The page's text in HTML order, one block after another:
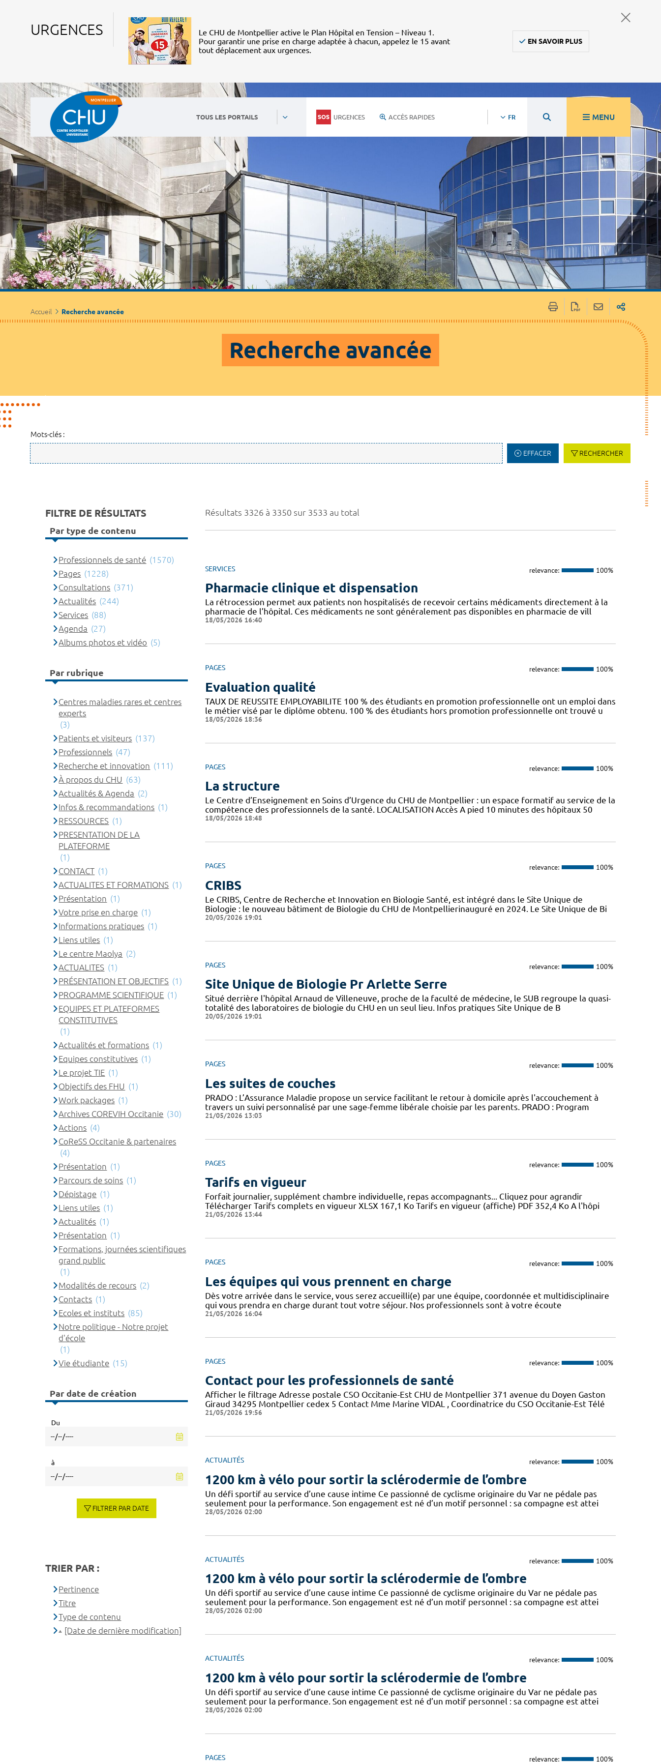
URGENCES
Le CHU de Montpellier active le Plan Hôpital en Tension – Niveau 1.
Pour garantir une prise en charge adaptée à chacun, appelez le 15 avant
tout déplacement aux urgences.
EN SAVOIR PLUS
TOUS LES PORTAILS URGENCES ACCÈS RAPIDES FR MENU
Accueil Recherche avancée
Recherche avancée
Mots-clés :
EFFACER RECHERCHER
Résultats 3326 à 3350 sur 3533 au total
SERVICES relevance: 100%
Pharmacie clinique et dispensation
La rétrocession permet aux patients non hospitalisés de recevoir certains médicaments directement à la
pharmacie de l’hôpital. Ces médicaments ne sont généralement pas disponibles en pharmacie de vill
18/05/2026 16:40
PAGES relevance: 100%
Evaluation qualité
TAUX DE REUSSITE EMPLOYABILITE 100 % des étudiants en promotion professionnelle ont un emploi dans
le métier visé par le diplôme obtenu. 100 % des étudiants hors promotion professionnelle ont trouvé u
18/05/2026 18:36
PAGES relevance: 100%
La structure
Le Centre d’Enseignement en Soins d’Urgence du CHU de Montpellier : un espace formatif au service de la
compétence des professionnels de la santé. LOCALISATION Accès A pied 10 minutes des hôpitaux 50
18/05/2026 18:48
PAGES relevance: 100%
CRIBS
Le CRIBS, Centre de Recherche et Innovation en Biologie Santé, est intégré dans le Site Unique de
Biologie : le nouveau bâtiment de Biologie du CHU de Montpellierinauguré en 2024. Le Site Unique de Bi
20/05/2026 19:01
PAGES relevance: 100%
Site Unique de Biologie Pr Arlette Serre
Situé derrière l'hôpital Arnaud de Villeneuve, proche de la faculté de médecine, le SUB regroupe la quasi-
totalité des laboratoires de biologie du CHU en un seul lieu. Infos pratiques Site Unique de B
20/05/2026 19:01
PAGES relevance: 100%
Les suites de couches
PRADO : L’Assurance Maladie propose un service facilitant le retour à domicile après l'accouchement à
travers un suivi personnalisé par une sage-femme libérale choisie par les parents. PRADO : Program
21/05/2026 13:03
PAGES relevance: 100%
Tarifs en vigueur
Forfait journalier, supplément chambre individuelle, repas accompagnants... Cliquez pour agrandir
Télécharger Tarifs complets en vigueur XLSX 167,1 Ko Tarifs en vigueur (affiche) PDF 352,4 Ko A l'hôpi
21/05/2026 13:44
PAGES relevance: 100%
Les équipes qui vous prennent en charge
Dès votre arrivée dans le service, vous serez accueilli(e) par une équipe, coordonnée et multidisciplinaire
qui vous prendra en charge durant tout votre séjour. Nos professionnels sont à votre écoute
21/05/2026 16:04
PAGES relevance: 100%
Contact pour les professionnels de santé
Afficher le filtrage Adresse postale CSO Occitanie-Est CHU de Montpellier 371 avenue du Doyen Gaston
Giraud 34295 Montpellier cedex 5 Contact Mme Marine VIDAL , Coordinatrice du CSO Occitanie-Est Télé
21/05/2026 19:56
ACTUALITÉS relevance: 100%
1200 km à vélo pour sortir la sclérodermie de l’ombre
Un défi sportif au service d’une cause intime Ce passionné de cyclisme originaire du Var ne pédale pas
seulement pour la performance. Son engagement est né d’un motif personnel : sa compagne est attei
28/05/2026 02:00
ACTUALITÉS relevance: 100%
1200 km à vélo pour sortir la sclérodermie de l’ombre
Un défi sportif au service d’une cause intime Ce passionné de cyclisme originaire du Var ne pédale pas
seulement pour la performance. Son engagement est né d’un motif personnel : sa compagne est attei
28/05/2026 02:00
ACTUALITÉS relevance: 100%
1200 km à vélo pour sortir la sclérodermie de l’ombre
Un défi sportif au service d’une cause intime Ce passionné de cyclisme originaire du Var ne pédale pas
seulement pour la performance. Son engagement est né d’un motif personnel : sa compagne est attei
28/05/2026 02:00
PAGES relevance: 100%
FILTRE DE RÉSULTATS
Par type de contenu
Professionnels de santé (1570)
Pages (1228)
Consultations (371)
Actualités (244)
Services (88)
Agenda (27)
Albums photos et vidéo (5)
Par rubrique
Centres maladies rares et centres
experts
(3)
Patients et visiteurs (137)
Professionnels (47)
Recherche et innovation (111)
À propos du CHU (63)
Actualités & Agenda (2)
Infos & recommandations (1)
RESSOURCES (1)
PRESENTATION DE LA
PLATEFORME
(1)
CONTACT (1)
ACTUALITES ET FORMATIONS (1)
Présentation (1)
Votre prise en charge (1)
Informations pratiques (1)
Liens utiles (1)
Le centre Maolya (2)
ACTUALITES (1)
PRÉSENTATION ET OBJECTIFS (1)
PROGRAMME SCIENTIFIQUE (1)
EQUIPES ET PLATEFORMES
CONSTITUTIVES
(1)
Actualités et formations (1)
Equipes constitutives (1)
Le projet TIE (1)
Objectifs des FHU (1)
Work packages (1)
Archives COREVIH Occitanie (30)
Actions (4)
CoReSS Occitanie & partenaires
(4)
Présentation (1)
Parcours de soins (1)
Dépistage (1)
Liens utiles (1)
Actualités (1)
Présentation (1)
Formations, journées scientifiques
grand public
(1)
Modalités de recours (2)
Contacts (1)
Ecoles et instituts (85)
Notre politique - Notre projet
d'école
(1)
Vie étudiante (15)
Par date de création
Du
à
FILTRER PAR DATE
TRIER PAR :
Pertinence
Titre
Type de contenu
[Date de dernière modification]